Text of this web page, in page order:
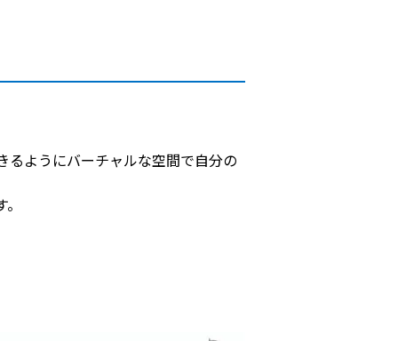
るようにバーチャルな空間で自分の